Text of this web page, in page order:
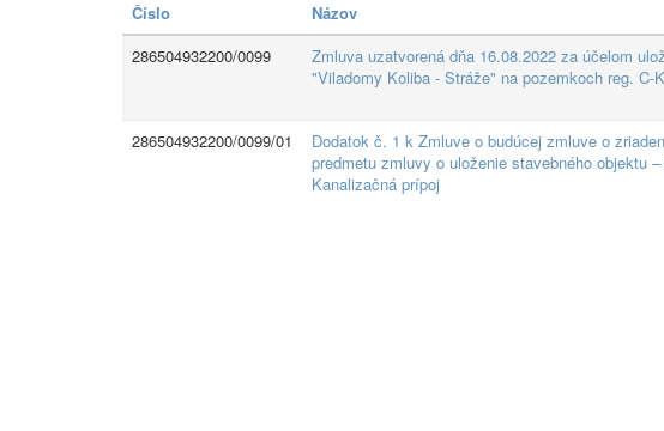
Číslo Názov
286504932200/0099
Zmluva uzatvorená dňa 16.08.2022 za účelom
"Viladomy Koliba - Stráže" na pozemkoch reg.
286504932200/0099/01
Dodatok č. 1 k Zmluve o budúcej zmluve o
predmetu zmluvy o uloženie stavebného objektu
Kanalizačná prípoj